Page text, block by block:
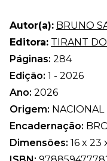
Autor(a): BRUNO
Editora: TIRANT DO
Páginas: 284
Edição: 1 - 2026
Ano: 2026
Origem: NACIONAL
Encadernação:
Dimensões: 16 x 23